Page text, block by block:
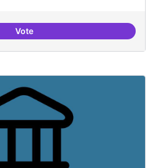
VoteProtocol de rebuda de demandes